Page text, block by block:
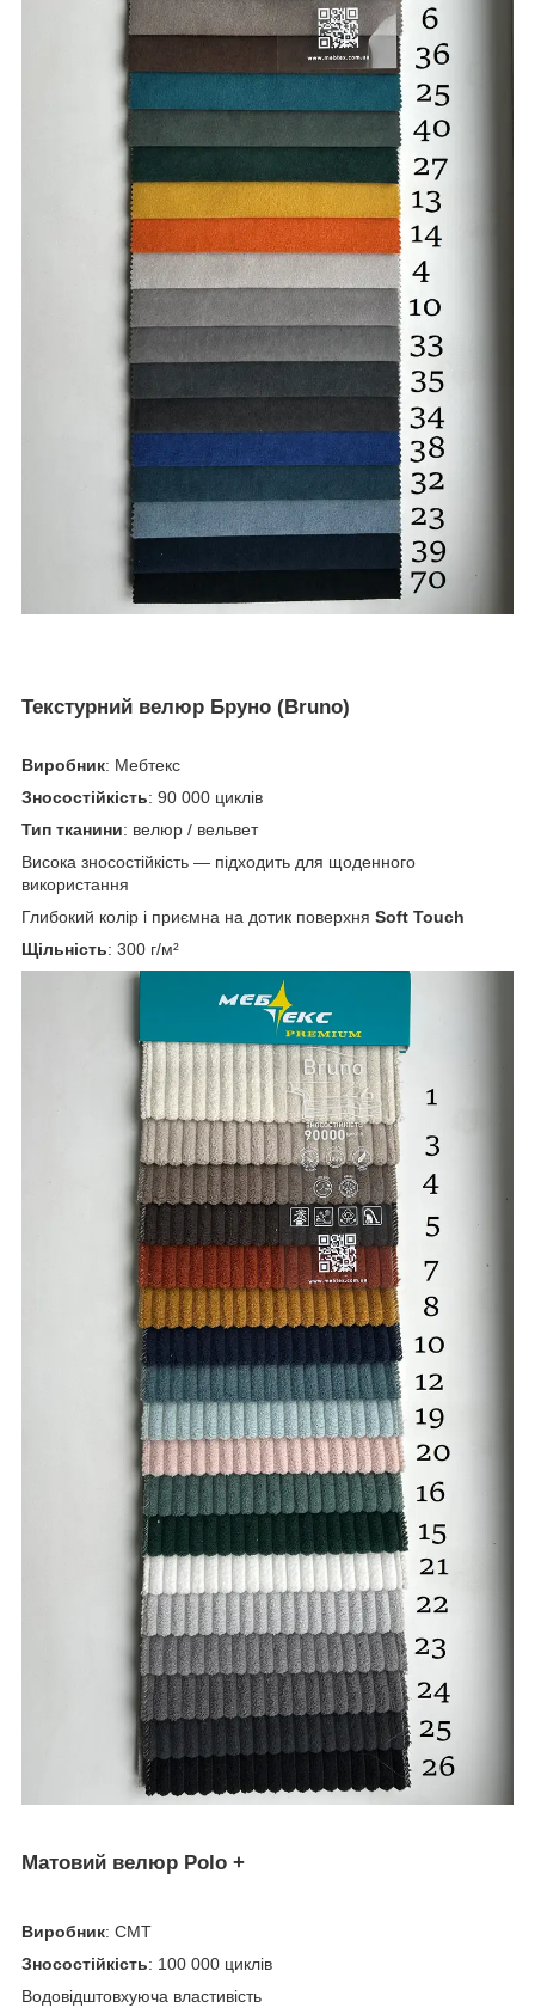
Текстурний велюр Бруно (Bruno)
Виробник: Мебтекс
Зносостійкість: 90 000 циклів
Тип тканини: велюр / вельвет
Висока зносостійкість — підходить для щоденного
використання
Глибокий колір і приємна на дотик поверхня Soft Touch
Щільність: 300 г/м²
Матовий велюр Polo +
Виробник: СМТ
Зносостійкість: 100 000 циклів
Водовідштовхуюча властивість